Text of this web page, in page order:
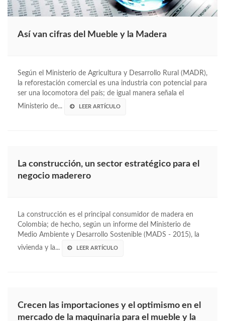
Así van cifras del Mueble y la Madera
Según el Ministerio de Agricultura y Desarrollo Rural (MADR),
la reforestación comercial es una industria con potencial para
ser una locomotora del país; de igual manera señala el
Ministerio de...
LEER ARTÍCULO
La construcción, un sector estratégico para el
negocio maderero
La construcción es el principal consumidor de madera en
Colombia; de hecho, según un informe del Ministerio de
Medio Ambiente y Desarrollo Sostenible (MADS - 2015), la
vivienda y la...
LEER ARTÍCULO
Crecen las importaciones y el optimismo en el
mercado de la maquinaria para el mueble y la